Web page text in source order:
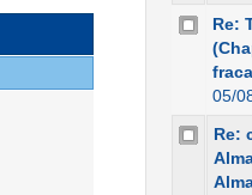
Re:
05/
Re: